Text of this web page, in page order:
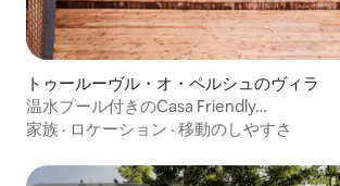
トゥールーヴル・オ・ペルシュのヴィラ
温水プール付きのCasa Friendly…
家族 · ロケーション · 移動のしやすさ